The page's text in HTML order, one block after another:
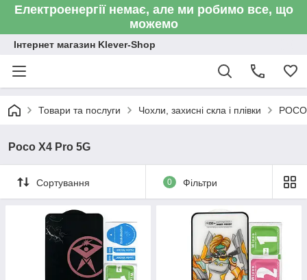
Електроенергії немає, але ми робимо все, що
можемо
Інтернет магазин Klever-Shop
Товари та послуги Чохли, захисні скла і плівки POCO
Poco X4 Pro 5G
Сортування 0 Фільтри